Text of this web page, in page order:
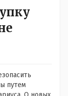
путем